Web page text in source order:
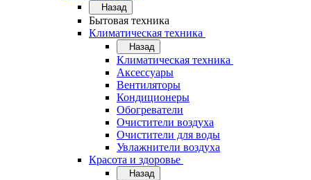
Назад
Бытовая техника
Климатическая техника
Назад
Климатическая техника
Аксессуары
Вентиляторы
Кондиционеры
Обогреватели
Очистители воздуха
Очистители для воды
Увлажнители воздуха
Красота и здоровье
Назад